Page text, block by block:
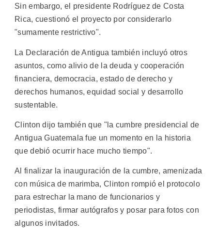
Sin embargo, el presidente Rodríguez de Costa
Rica, cuestionó el proyecto por considerarlo
"sumamente restrictivo".
La Declaración de Antigua también incluyó otros
asuntos, como alivio de la deuda y cooperación
financiera, democracia, estado de derecho y
derechos humanos, equidad social y desarrollo
sustentable.
Clinton dijo también que "la cumbre presidencial de
Antigua Guatemala fue un momento en la historia
que debió ocurrir hace mucho tiempo".
Al finalizar la inauguración de la cumbre, amenizada
con música de marimba, Clinton rompió el protocolo
para estrechar la mano de funcionarios y
periodistas, firmar autógrafos y posar para fotos con
algunos invitados.